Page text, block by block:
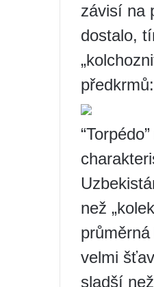
závisí na
dostalo,
než
velmi
sladší